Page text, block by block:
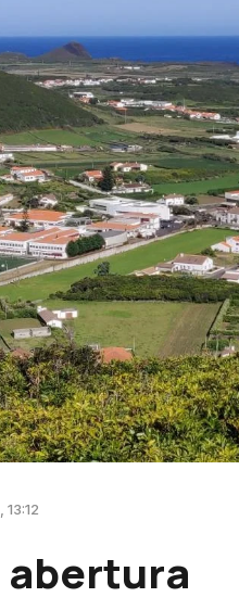
abertura